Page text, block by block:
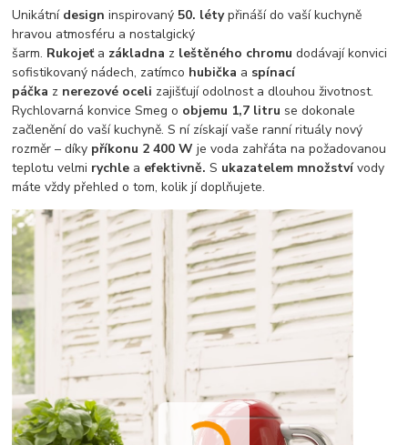
Unikátní design inspirovaný 50. létypřináší do vaší kuchyně
hravou atmosféru a nostalgický
šarm. Rukojeťa základna z leštěného chromu dodávají konvici
sofistikovaný nádech, zatímco hubička a spínací
páčka z nerezové oceli zajišťují odolnost a dlouhou životnost.
Rychlovarná konvice Smeg o objemu 1,7 litru se dokonale
začlenění do vaší kuchyně. S ní získají vaše ranní rituály nový
rozměr – díky příkonu 2 400 W je voda zahřáta na požadovanou
teplotu velmi rychle a efektivně. S ukazatelem množstvívody
máte vždy přehled o tom, kolik jí doplňujete.